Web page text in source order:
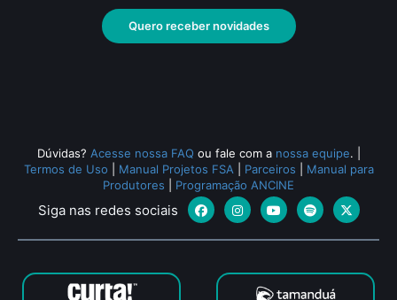
Quero receber novidades
Dúvidas? Acesse nossa FAQ ou fale com a nossa equipe.
Termos de Uso
Manual Projetos FSA Parceiros
Manual para
Produtores
Programação ANCINE
Siga nas redes sociais